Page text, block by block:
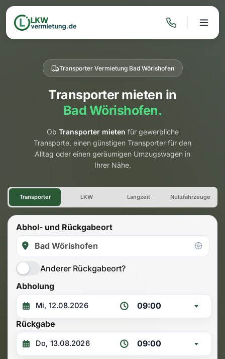
Transporter Vermietung Bad Wörishofen
Transporter mieten in
Bad Wörishofen.
Ob Transporter mieten für gewerbliche
Transporte, einen günstigen Transporter für den
Alltag oder einen geräumigen Umzugswagen in
Ihrer Nähe.
Transporter Vermietung Bad
Transporter LKW Langzeit Nutzfahrzeuge
Abhol- und Rückgabeort
Anderer Rückgabeort?
Abholung
09:00
Rückgabe
09:00